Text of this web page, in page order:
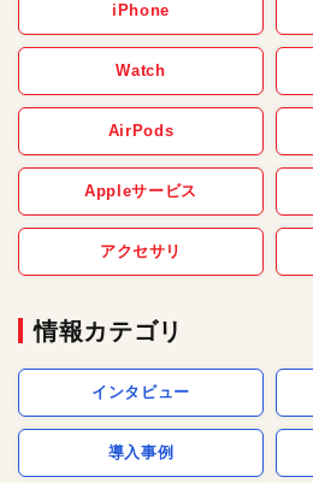
iPhone
Watch
AirPods
Appleサービス
アクセサリ
情報カテゴリ
インタビュー
導入事例